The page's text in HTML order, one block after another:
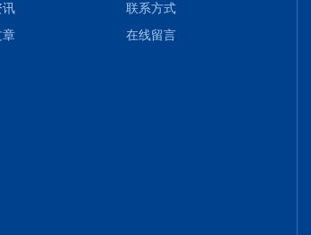
讯
章
联系方式
在线留言